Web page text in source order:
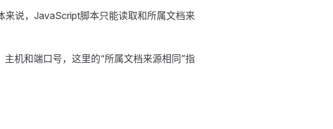
说，JavaScript脚本只能读取和所属文档来
机和端口号，这里的“所属文档来源相同”指